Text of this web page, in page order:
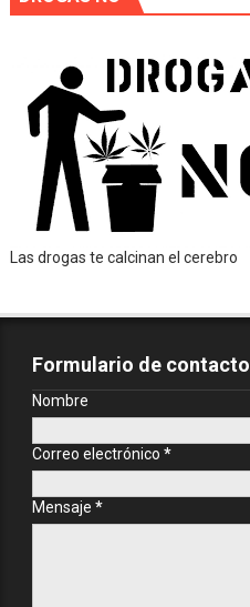
Las drogas te calcinan el cerebro
Formulario de contacto
Nombre
Correo electrónico *
Mensaje *